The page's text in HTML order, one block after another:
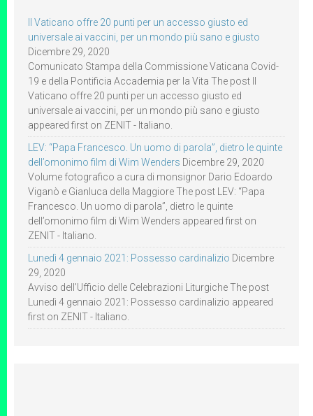
Il Vaticano offre 20 punti per un accesso giusto ed
universale ai vaccini, per un mondo più sano e giusto
Dicembre 29, 2020
Comunicato Stampa della Commissione Vaticana Covid-
19 e della Pontificia Accademia per la Vita The post Il
Vaticano offre 20 punti per un accesso giusto ed
universale ai vaccini, per un mondo più sano e giusto
appeared first on ZENIT - Italiano.
LEV: “Papa Francesco. Un uomo di parola”, dietro le quinte
dell’omonimo film di Wim Wenders Dicembre 29, 2020
Volume fotografico a cura di monsignor Dario Edoardo
Viganò e Gianluca della Maggiore The post LEV: “Papa
Francesco. Un uomo di parola”, dietro le quinte
dell’omonimo film di Wim Wenders appeared first on
ZENIT - Italiano.
Lunedì 4 gennaio 2021: Possesso cardinalizio Dicembre
29, 2020
Avviso dell’Ufficio delle Celebrazioni Liturgiche The post
Lunedì 4 gennaio 2021: Possesso cardinalizio appeared
first on ZENIT - Italiano.